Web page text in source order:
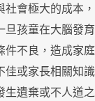
會極大的成本，
旦孩童在大腦發育
件不良，造成家庭
佳或家長相關知識
生遺棄或不人道之